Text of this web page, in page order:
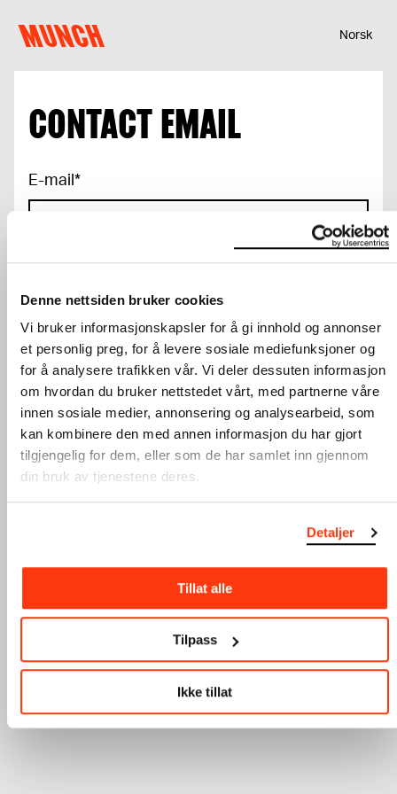
Denne nettsiden bruker cookies
Vi bruker informasjonskapsler for å gi innhold og annonser
et personlig preg, for å levere sosiale mediefunksjoner og
for å analysere trafikken vår. Vi deler dessuten informasjon
om hvordan du bruker nettstedet vårt, med partnerne våre
innen sosiale medier, annonsering og analysearbeid, som
kan kombinere den med annen informasjon du har gjort
tilgjengelig for dem, eller som de har samlet inn gjennom
din bruk av tjenestene deres.
Detaljer
Tillat alle
Tilpass
Ikke tillat
MUNCH Norsk
CONTACT EMAIL
E-mail *
I want newsletters from MUNCH with
choices
Confirm
* You can get more information about how your
personal data is processed inour privacy policy.
You can change your consent at any time in our
preference centre, which you can find in the emails.
Rabatter